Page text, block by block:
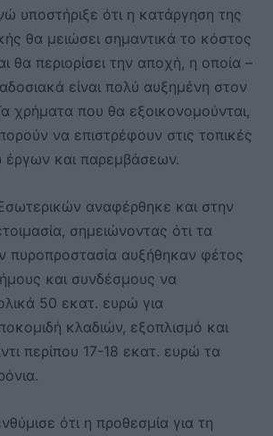
υποστήριξε ότι η κατάργηση της
θα μειώσει σημαντικά το κόστος
θα περιορίσει την αποχή, η οποία –
είναι πολύ αυξημένη στον
χρήματα που θα εξοικονομούνται,
να επιστρέφουν στις τοπικές
έργων και παρεμβάσεων.
αναφέρθηκε και στην
σημειώνοντας ότι τα
πυροπροστασία αυξήθηκαν φέτος
και συνδέσμους να
50 εκατ. ευρώ για
κλαδιών, εξοπλισμό και
περίπου 17-18 εκατ. ευρώ τα
ότι η προθεσμία για τη